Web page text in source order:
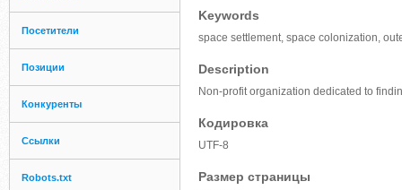
Посетители
Позиции
Конкуренты
Ссылки
Robots.txt
Keywords
space settlement, space colonization,
Description
Non-profit organization dedicated to
Кодировка
UTF-8
Размер страницы